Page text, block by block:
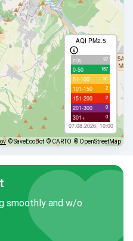
AQI PM2.5
с/д 97
0-50 157
51-100 91
101-150 2
151-200 2
201-300 0
301+ 0
07.08.2026, 10:00
© SaveEcoBot © CARTO © OpenStreetMap
smoothly and w/o